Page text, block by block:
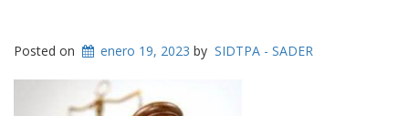
Posted on enero 19, 2023 by SIDTPA - SADER